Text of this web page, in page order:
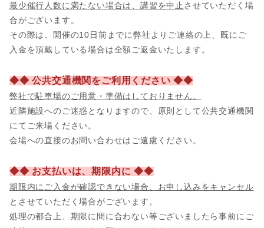
最少催行人数に満たない場合は、講習を中止 させていただく場
合がございます。
その際は、開催の10日前までに弊社よりご連絡の上、既にご
入金を頂戴している場合は全額ご返金いたします。
◆◆ 公共交通機関をご利用ください ◆◆
弊社で駐車場のご用意・準備はしておりません。
近隣施設へのご迷惑となりますので、原則として公共交通機関
にてご来場ください。
会場への直接のお問い合わせはご遠慮ください。
◆◆ お支払いは、期限内に ◆◆
期限内にご入金が確認できない場合、お申し込みをキャンセル
とさせていただく場合がございます。
処理の都合上、期限に間に合わない等ございましたら事前にご